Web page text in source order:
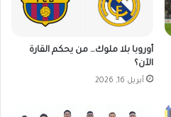
أوروبا بلا ملوك… من يحكم القارة
الآن؟
أبريل 16, 2026